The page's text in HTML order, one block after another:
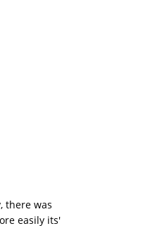
there was
easily its'